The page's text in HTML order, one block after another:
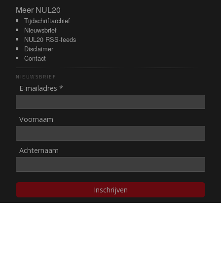
Meer NUL20
Meer NUL20
Tijdschriftarchief
Nieuwsbrief
NUL20 RSS-feeds
Disclaimer
Contact
NIEUWSBRIEF
E-mailadres *
Voornaam
Achternaam
Inschrijven